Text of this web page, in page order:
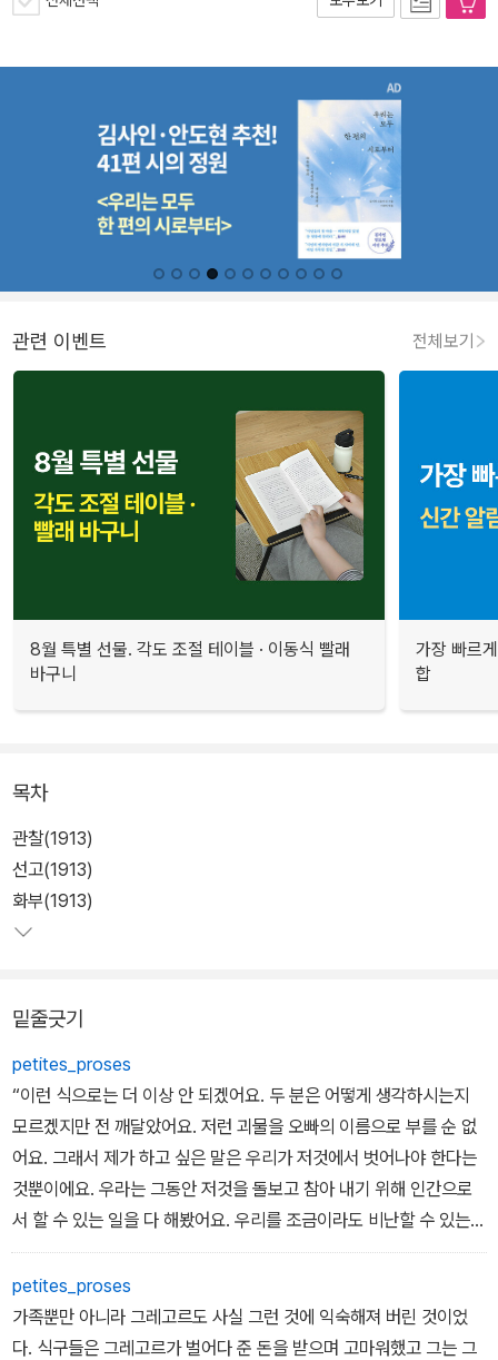
관련 이벤트 전체보기
8월 특별 선물. 각도 조절 테이블 · 이동식 빨래
바구니
가장 빠르
합
목차
관찰(1913)
선고(1913)
화부(1913)
밑줄긋기
petites_proses
“이런 식으로는 더 이상 안 되겠어요. 두 분은 어떻게 생각하시는지
모르겠지만 전 깨달았어요. 저런 괴물을 오빠의 이름으로 부를 순 없
어요. 그래서 제가 하고 싶은 말은 우리가 저것에서 벗어나야 한다는
것뿐이에요. 우라는 그동안 저것을 돌보고 참아 내기 위해 인간으로
서 할 수 있는 일을 다 해봤어요. 우리를 조금이라도 비난할 수 있는
사람은 아무도 없을 거에요.”
petites_proses
가족뿐만 아니라 그레고르도 사실 그런 것에 익숙해져 버린 것이었
다. 식구들은 그레고르가 벌어다 준 돈을 받으며 고마워했고 그는 그